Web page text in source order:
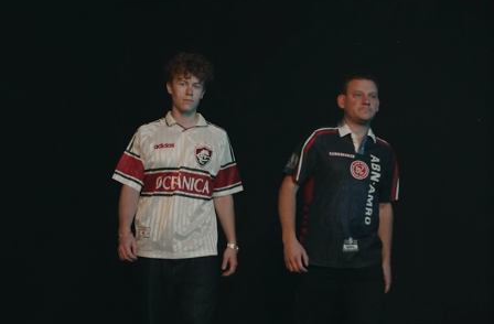
+25.000 KUNDER
ENMATCHWINNER
DAG!
hylder vi kærligheden